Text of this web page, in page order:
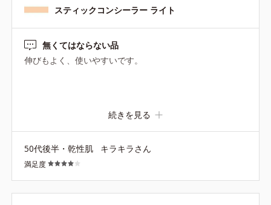
スティックコンシーラー ライト
無くてはならない品
伸びもよく、使いやすいです。
続きを見る
50代後半・乾性肌 キラキラさん
満足度